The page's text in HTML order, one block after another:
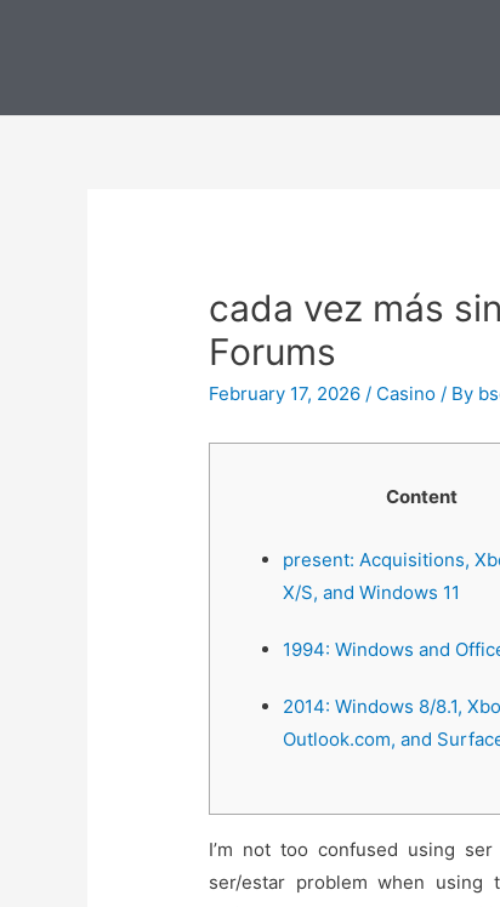
cada vez más
Forums
February 17, 2026 / Casino / By
Content
present: Acquisitions,
X/S, and Windows 11
1994: Windows and
2014: Windows 8/8.1,
Outlook.com, and
I’m not too confused using
ser/estar problem when using